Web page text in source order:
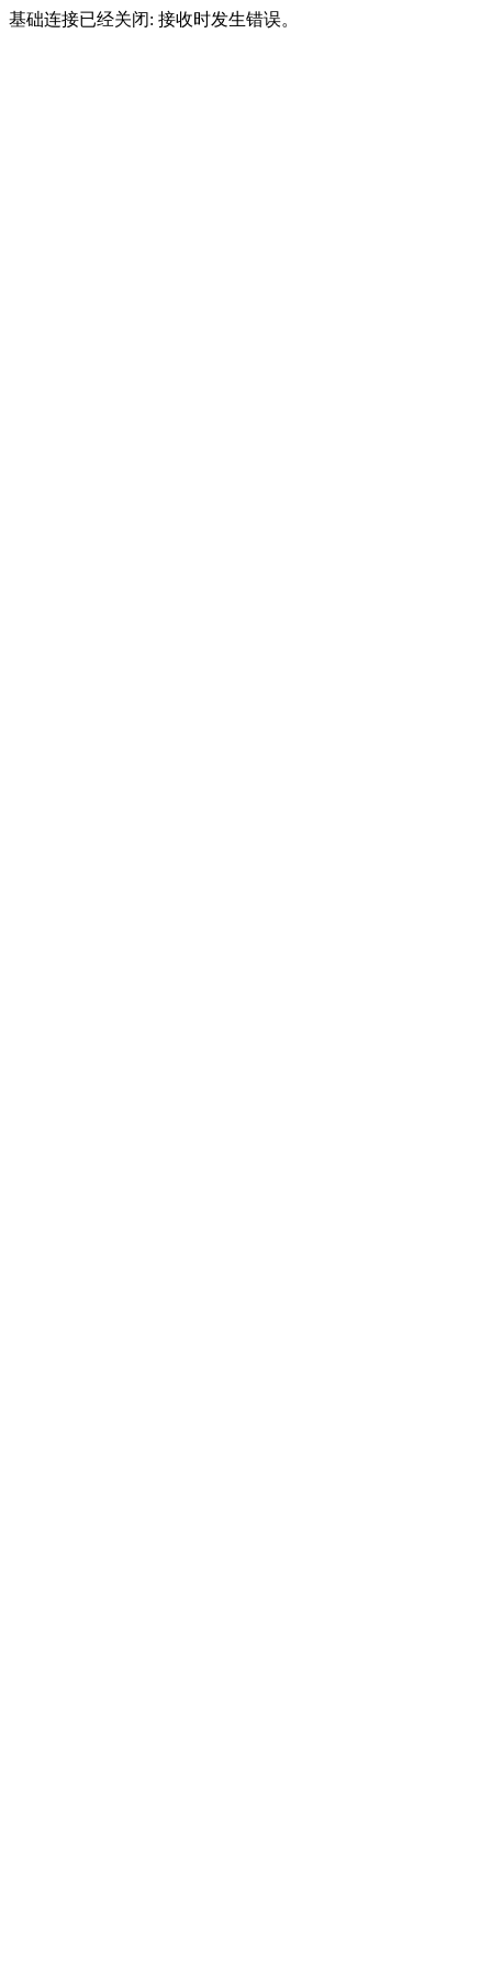
基础连接已经关闭: 接收时发生错误。